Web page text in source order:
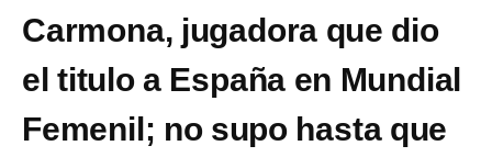
Carmona, jugadora que dio
el titulo a España en Mundial
Femenil; no supo hasta que